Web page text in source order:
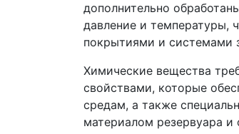
дополнительно
давление и температуры,
покрытиями и системами
Химические вещества
свойствами, которые
средам, а также
материалом резервуара